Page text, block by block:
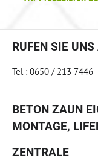
RUFEN SIE UNS
Tel : 0650 / 213 7446
BETON ZAUN
MONTAGE,
ZENTRALE